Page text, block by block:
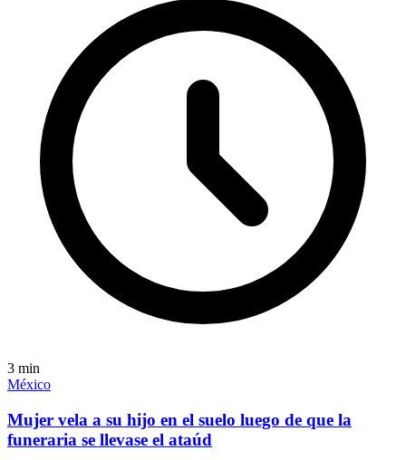
3 min
México
Mujer vela a su hijo en el suelo luego de que la
funeraria se llevase el ataúd